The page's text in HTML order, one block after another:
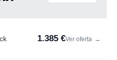
1.385 €Ver oferta →